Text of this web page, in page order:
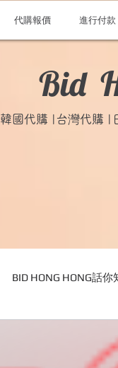
代購報價 進行付款
Bid
韓國代購 |台灣代購 |
BID HONG HONG話你